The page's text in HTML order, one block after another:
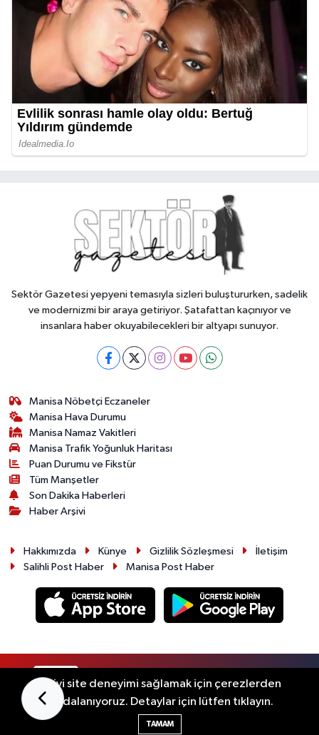
Sektör Gazetesi yepyeni temasıyla sizleri buluştururken, sadelik
ve modernizmi bir araya getiriyor. Şatafattan kaçınıyor ve
insanlara haber okuyabilecekleri bir altyapı sunuyor.
Manisa Nöbetçi Eczaneler
Manisa Hava Durumu
Manisa Namaz Vakitleri
Manisa Trafik Yoğunluk Haritası
Puan Durumu ve Fikstür
Tüm Manşetler
Son Dakika Haberleri
Haber Arşivi
Hakkımızda Künye Gizlilik Sözleşmesi
İletişim
Salihli Post Haber
Manisa Post Haber
Haber Yazılımı:
En iyi site deneyimi sağlamak için çerezlerden
faydalanıyoruz. Detaylar için lütfen tıklayın.
TAMAM